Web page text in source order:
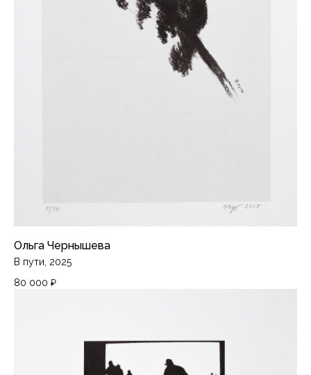
Ольга Чернышева
В пути, 2025
80 000 ₽
ПИРАНЕЗИLAB
Лаборатория
Москва, ЦТИ «Фабрика», Переведеновский
переулок, 18с2, 3 этаж